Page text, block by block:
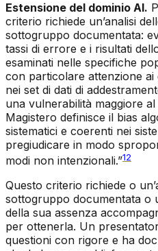
Estensione del dominio AI.
criterio richiede un’analisi
sottogruppo documentata:
tassi di errore e i risultati
esaminati nelle specifiche
con particolare attenzione
nei set di dati di
una vulnerabilità maggiore
Magistero definisce il bias
sistematici e coerenti nei
pregiudicare in modo
modi non intenzionali.”12
Questo criterio richiede o
sottogruppo documentata o
della sua assenza
per ottenerla. Un
questioni con rigore e ha